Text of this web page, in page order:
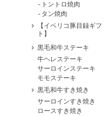
-トントロ焼肉
-タン焼肉
【イベリコ豚目録ギフ
ト】
黒毛和牛ステーキ
牛ヘレステーキ
サーロインステーキ
モモステーキ
黒毛和牛すき焼き
サーロインすき焼き
ロースすき焼き